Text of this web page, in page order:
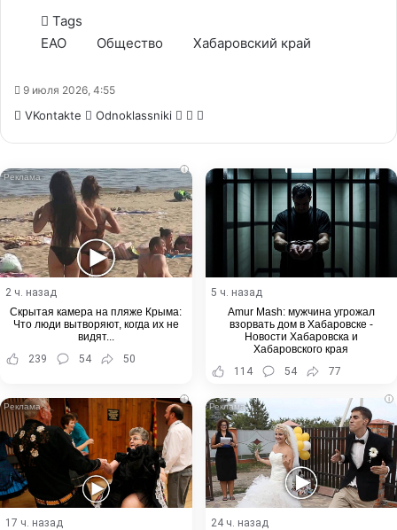
Tags
ЕАО
Общество Хабаровский край
9 июля 2026, 4:55
VKontakte Odnoklassniki WhatsApp
Telegram
i
2 ч. назад
Скрытая камера на пляже Крыма:
Что люди вытворяют, когда их не
видят...
239
54 50
5 ч. назад
Amur Mash: мужчина угрожал
взорвать дом в Хабаровске -
Новости Хабаровска и
Хабаровского края
114
54 77
i
17 ч. назад
i
24 ч. назад